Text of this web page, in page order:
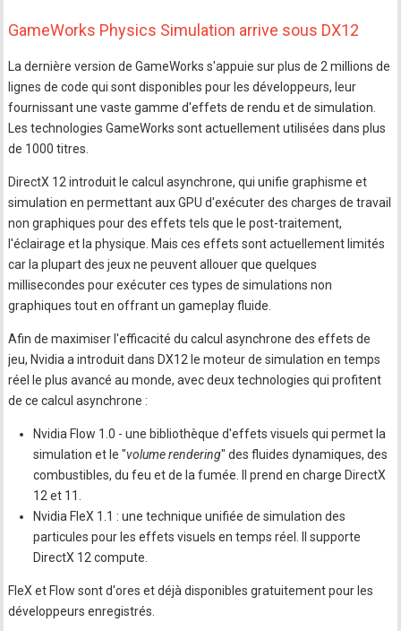
GameWorks Physics Simulation arrive sous DX12
La dernière version de GameWorks s'appuie sur plus de 2 millions de
lignes de code qui sont disponibles pour les développeurs, leur
fournissant une vaste gamme d'effets de rendu et de simulation.
Les technologies GameWorks sont actuellement utilisées dans plus
de 1000 titres.
DirectX 12 introduit le calcul asynchrone, qui unifie graphisme et
simulation en permettant aux GPU d'exécuter des charges de travail
non graphiques pour des effets tels que le post-traitement,
l'éclairage et la physique. Mais ces effets sont actuellement limités
car la plupart des jeux ne peuvent allouer que quelques
millisecondes pour exécuter ces types de simulations non
graphiques tout en offrant un gameplay fluide.
Afin de maximiser l'efficacité du calcul asynchrone des effets de
jeu, Nvidia a introduit dans DX12 le moteur de simulation en temps
réel le plus avancé au monde, avec deux technologies qui profitent
de ce calcul asynchrone :
Nvidia Flow 1.0 - une bibliothèque d'effets visuels qui permet la
simulation et le "volume rendering" des fluides dynamiques, des
combustibles, du feu et de la fumée. Il prend en charge DirectX
12 et 11.
Nvidia FleX 1.1 : une technique unifiée de simulation des
particules pour les effets visuels en temps réel. Il supporte
DirectX 12 compute.
FleX et Flow sont d'ores et déjà disponibles gratuitement pour les
développeurs enregistrés.